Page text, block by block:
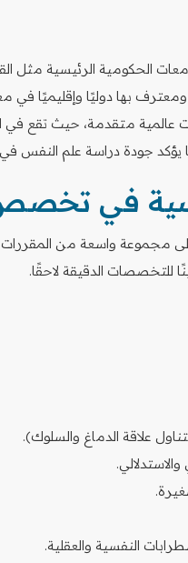
الحكومية الرئيسية مثل
بها دوليًا وإقليميًا في
في
مجموعة واسعة من المقررات
للتخصصات الدقيقة لاحقًا.
علاقة الدماغ والسلوك).
النفسية والعقلية.